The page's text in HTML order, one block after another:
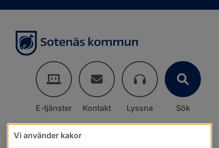
E-tjänster Kontakt Lyssna Sök
Vi använder kakor